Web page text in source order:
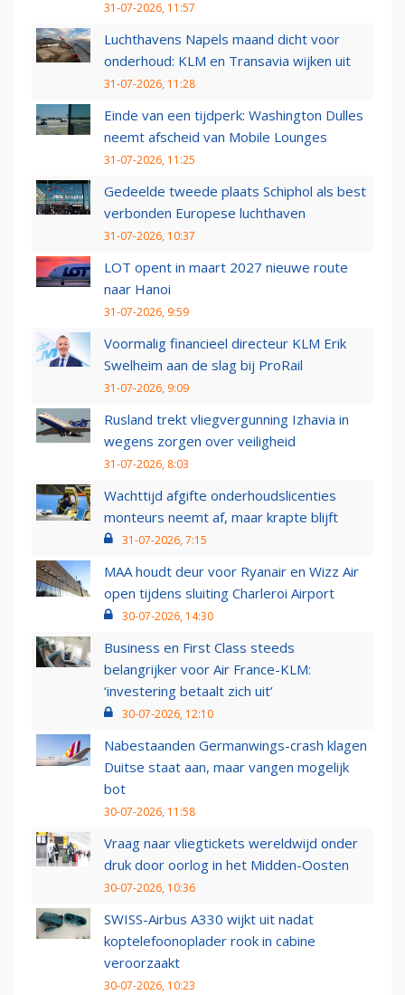
31-07-2026, 11:57
Luchthavens Napels maand dicht voor
onderhoud: KLM en Transavia wijken uit
31-07-2026, 11:28
Einde van een tijdperk: Washington Dulles
neemt afscheid van Mobile Lounges
31-07-2026, 11:25
Gedeelde tweede plaats Schiphol als best
verbonden Europese luchthaven
31-07-2026, 10:37
LOT opent in maart 2027 nieuwe route
naar Hanoi
31-07-2026, 9:59
Voormalig financieel directeur KLM Erik
Swelheim aan de slag bij ProRail
31-07-2026, 9:09
Rusland trekt vliegvergunning Izhavia in
wegens zorgen over veiligheid
31-07-2026, 8:03
Wachttijd afgifte onderhoudslicenties
monteurs neemt af, maar krapte blijft
31-07-2026, 7:15
MAA houdt deur voor Ryanair en Wizz Air
open tijdens sluiting Charleroi Airport
30-07-2026, 14:30
Business en First Class steeds
belangrijker voor Air France-KLM:
‘investering betaalt zich uit’
30-07-2026, 12:10
Nabestaanden Germanwings-crash klagen
Duitse staat aan, maar vangen mogelijk
bot
30-07-2026, 11:58
Vraag naar vliegtickets wereldwijd onder
druk door oorlog in het Midden-Oosten
30-07-2026, 10:36
SWISS-Airbus A330 wijkt uit nadat
koptelefoonoplader rook in cabine
veroorzaakt
30-07-2026, 10:23